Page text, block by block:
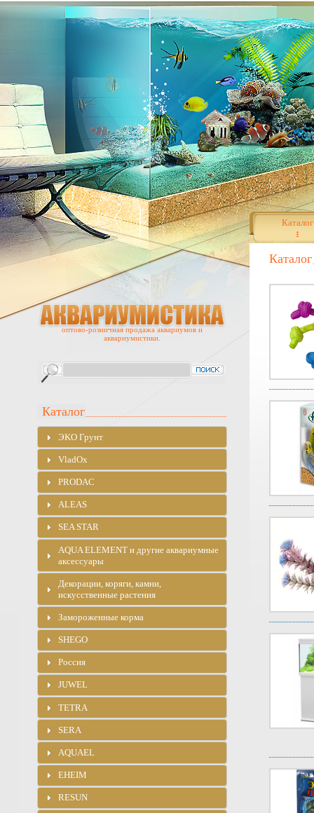
Каталог
Каталог
оптово-розничная продажа аквариумов и
аквариумистики.
Каталог
ЭKO Грунт
VladOx
PRODAC
ALEAS
SEA STAR
AQUA ELEMENT и другие аквариумные
аксессуары
Декорации, коряги, камни,
искусственные растения
Замороженные корма
SHEGO
Россия
JUWEL
TETRA
SERA
AQUAEL
EHEIM
RESUN